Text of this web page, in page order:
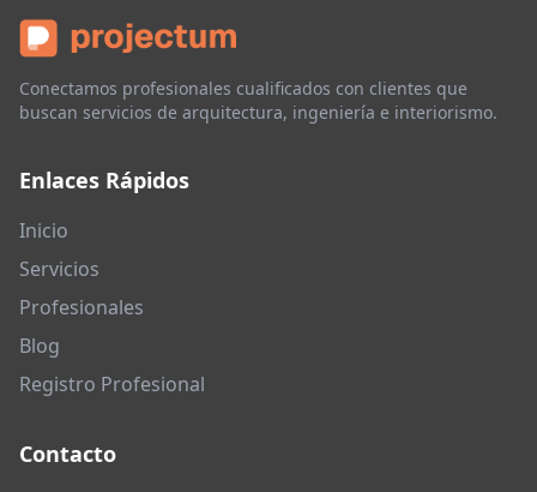
Conectamos profesionales cualificados con clientes que
buscan servicios de arquitectura, ingeniería e interiorismo.
Enlaces Rápidos
Inicio
Servicios
Profesionales
Blog
Registro Profesional
Contacto